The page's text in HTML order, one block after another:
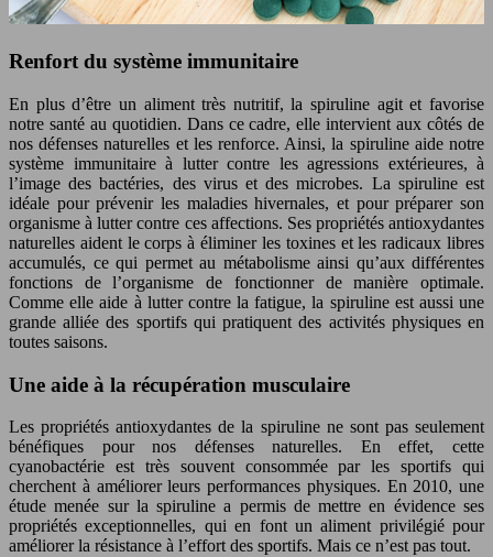
Renfort du système immunitaire
En plus d’être un aliment très nutritif, la spiruline agit et favorise
notre santé au quotidien. Dans ce cadre, elle intervient aux côtés de
nos défenses naturelles et les renforce. Ainsi, la spiruline aide notre
système immunitaire à lutter contre les agressions extérieures, à
l’image des bactéries, des virus et des microbes. La spiruline est
idéale pour prévenir les maladies hivernales, et pour préparer son
organisme à lutter contre ces affections. Ses propriétés antioxydantes
naturelles aident le corps à éliminer les toxines et les radicaux libres
accumulés, ce qui permet au métabolisme ainsi qu’aux différentes
fonctions de l’organisme de fonctionner de manière optimale.
Comme elle aide à lutter contre la fatigue, la spiruline est aussi une
grande alliée des sportifs qui pratiquent des activités physiques en
toutes saisons.
Une aide à la récupération musculaire
Les propriétés antioxydantes de la spiruline ne sont pas seulement
bénéfiques pour nos défenses naturelles. En effet, cette
cyanobactérie est très souvent consommée par les sportifs qui
cherchent à améliorer leurs performances physiques. En 2010, une
étude menée sur la spiruline a permis de mettre en évidence ses
propriétés exceptionnelles, qui en font un aliment privilégié pour
améliorer la résistance à l’effort des sportifs. Mais ce n’est pas tout.